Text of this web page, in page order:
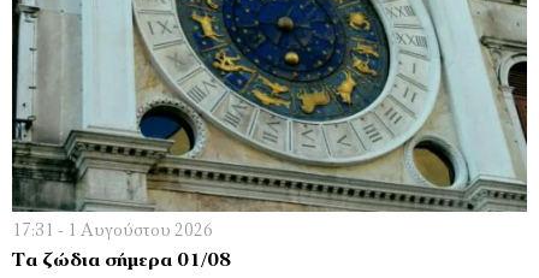
17:31 - 1 Αυγούστου 2026
Τα ζώδια σήμερα 01/08